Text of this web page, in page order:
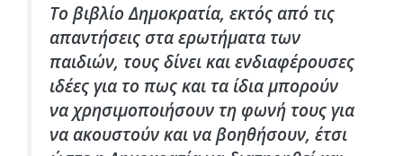
Το βιβλίο Δημοκρατία, εκτός από τις
απαντήσεις στα ερωτήματα των
παιδιών, τους δίνει και ενδιαφέρουσες
ιδέες για το πως και τα ίδια μπορούν
να χρησιμοποιήσουν τη φωνή τους για
να ακουστούν και να βοηθήσουν, έτσι